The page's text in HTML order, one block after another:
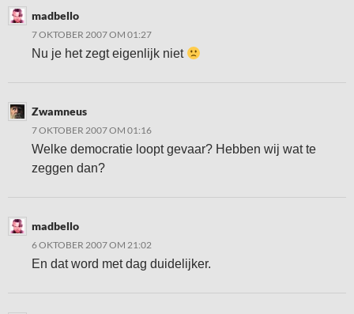
madbello
7 OKTOBER 2007 OM 01:27
Nu je het zegt eigenlijk niet
Zwamneus
7 OKTOBER 2007 OM 01:16
Welke democratie loopt gevaar? Hebben wij wat te
zeggen dan?
madbello
6 OKTOBER 2007 OM 21:02
En dat word met dag duidelijker.